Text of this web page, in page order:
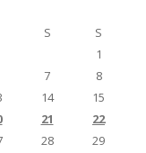
S
S
1
7
8
14
15
21
22
28
29